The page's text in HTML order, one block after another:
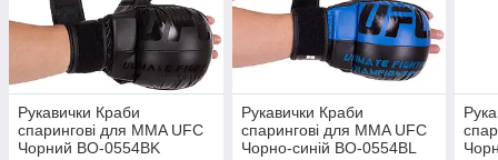
Рукавички Краби
спарингові для MMA UFC
Чорний BO-0554BK
Рукавички Краби
спарингові для MMA UFC
Чорно-синій BO-0554BL